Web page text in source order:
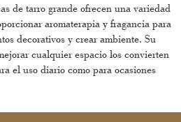
de tarro grande ofrecen una variedad
aromaterapia y fragancia para
decorativos y crear ambiente. Su
cualquier espacio los convierten
el uso diario como para ocasiones